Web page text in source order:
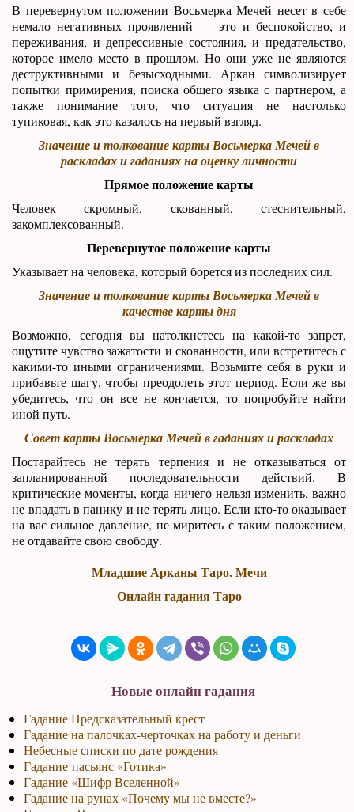
В перевернутом положении Восьмерка Мечей несет в себе
немало негативных проявлений — это и беспокойство, и
переживания, и депрессивные состояния, и предательство,
которое имело место в прошлом. Но они уже не являются
деструктивными и безысходными. Аркан символизирует
попытки примирения, поиска общего языка с партнером, а
также понимание того, что ситуация не настолько
тупиковая, как это казалось на первый взгляд.
Значение и толкование карты Восьмерка Мечей в
раскладах и гаданиях на оценку личности
Прямое положение карты
Человек скромный, скованный, стеснительный,
закомплексованный.
Перевернутое положение карты
Указывает на человека, который борется из последних сил.
Значение и толкование карты Восьмерка Мечей в
качестве карты дня
Возможно, сегодня вы натолкнетесь на какой-то запрет,
ощутите чувство зажатости и скованности, или встретитесь с
какими-то иными ограничениями. Возьмите себя в руки и
прибавьте шагу, чтобы преодолеть этот период. Если же вы
убедитесь, что он все не кончается, то попробуйте найти
иной путь.
Совет карты Восьмерка Мечей в гаданиях и раскладах
Постарайтесь не терять терпения и не отказываться от
запланированной последовательности действий. В
критические моменты, когда ничего нельзя изменить, важно
не впадать в панику и не терять лицо. Если кто-то оказывает
на вас сильное давление, не миритесь с таким положением,
не отдавайте свою свободу.
Младшие Арканы Таро. Мечи
Онлайн гадания Таро
Новые онлайн гадания
Гадание Предсказательный крест
Гадание на палочках-черточках на работу и деньги
Небесные списки по дате рождения
Гадание-пасьянс «Готика»
Гадание «Шифр Вселенной»
Гадание на рунах «Почему мы не вместе?»